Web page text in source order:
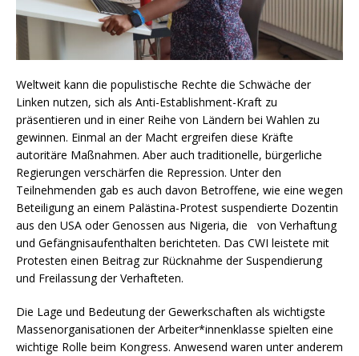
Weltweit kann die populistische Rechte die Schwäche der
Linken nutzen, sich als Anti-Establishment-Kraft zu
präsentieren und in einer Reihe von Ländern bei Wahlen zu
gewinnen. Einmal an der Macht ergreifen diese Kräfte
autoritäre Maßnahmen. Aber auch traditionelle, bürgerliche
Regierungen verschärfen die Repression. Unter den
Teilnehmenden gab es auch davon Betroffene, wie eine wegen
Beteiligung an einem Palästina-Protest suspendierte Dozentin
aus den USA oder Genossen aus Nigeria, die von Verhaftung
und Gefängnisaufenthalten berichteten. Das CWI leistete mit
Protesten einen Beitrag zur Rücknahme der Suspendierung
und Freilassung der Verhafteten.
Die Lage und Bedeutung der Gewerkschaften als wichtigste
Massenorganisationen der Arbeiter*innenklasse spielten eine
wichtige Rolle beim Kongress. Anwesend waren unter anderem